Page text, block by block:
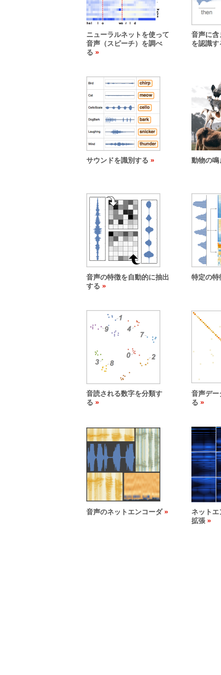
ニューラルネットを使って
音声（スピーチ）を調べ
る
音声に含
を認識す
サウンドを識別する 動物の鳴
音声の特徴を自動的に抽出
する
特定の特
音読される数字を分類す
る
音声デー
る
音声のネットエンコーダ
ネットエ
拡張